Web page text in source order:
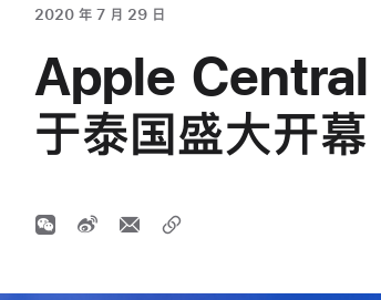
2020 年 7 月 29 日
Apple Central
于泰国盛大开幕